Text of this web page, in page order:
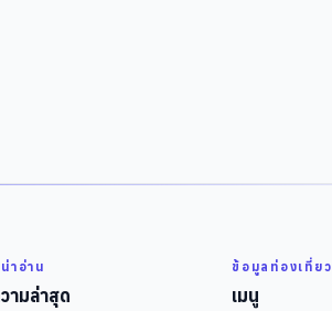
าอ่าน
ามล่าสุด
ข้อมูลท่องเที่ยว
เมนู